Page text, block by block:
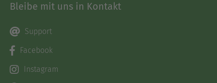
Bleibe mit uns in Kontakt
Support
Facebook
Instagram